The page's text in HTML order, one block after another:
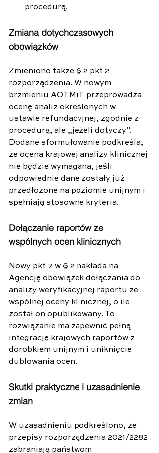
procedurą.
Zmiana dotychczasowych
obowiązków
Zmieniono także § 2 pkt 2
rozporządzenia. W nowym
brzmieniu AOTMiT przeprowadza
ocenę analiz określonych w
ustawie refundacyjnej, zgodnie z
procedurą, ale „jeżeli dotyczy”.
Dodane sformułowanie podkreśla,
że ocena krajowej analizy klinicznej
nie będzie wymagana, jeśli
odpowiednie dane zostały już
przedłożone na poziomie unijnym i
spełniają stosowne kryteria.
Dołączanie raportów ze
wspólnych ocen klinicznych
Nowy pkt 7 w § 2 nakłada na
Agencję obowiązek dołączania do
analizy weryfikacyjnej raportu ze
wspólnej oceny klinicznej, o ile
został on opublikowany. To
rozwiązanie ma zapewnić pełną
integrację krajowych raportów z
dorobkiem unijnym i uniknięcie
dublowania ocen.
Skutki praktyczne i uzasadnienie
zmian
W uzasadnieniu podkreślono, że
przepisy rozporządzenia 2021/2282
zabraniają państwom